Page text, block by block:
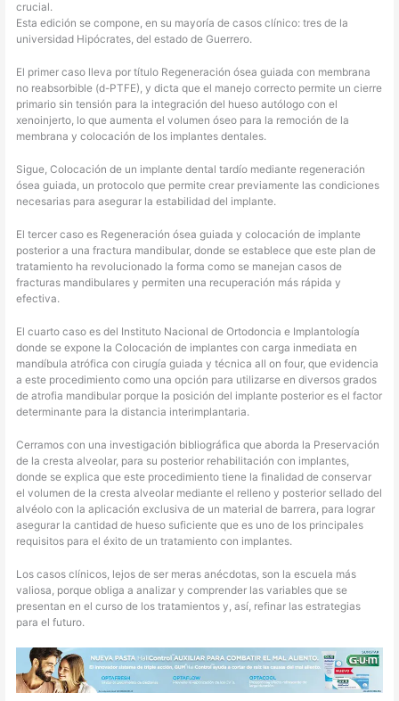
crucial.
Esta edición se compone, en su mayoría de casos clínico: tres de la
universidad Hipócrates, del estado de Guerrero.
El primer caso lleva por título Regeneración ósea guiada con membrana
no reabsorbible (d-PTFE), y dicta que el manejo correcto permite un cierre
primario sin tensión para la integración del hueso autólogo con el
xenoinjerto, lo que aumenta el volumen óseo para la remoción de la
membrana y colocación de los implantes dentales.
Sigue, Colocación de un implante dental tardío mediante regeneración
ósea guiada, un protocolo que permite crear previamente las condiciones
necesarias para asegurar la estabilidad del implante.
El tercer caso es Regeneración ósea guiada y colocación de implante
posterior a una fractura mandibular, donde se establece que este plan de
tratamiento ha revolucionado la forma como se manejan casos de
fracturas mandibulares y permiten una recuperación más rápida y
efectiva.
El cuarto caso es del Instituto Nacional de Ortodoncia e Implantología
donde se expone la Colocación de implantes con carga inmediata en
mandíbula atrófica con cirugía guiada y técnica all on four, que evidencia
a este procedimiento como una opción para utilizarse en diversos grados
de atrofia mandibular porque la posición del implante posterior es el factor
determinante para la distancia interimplantaria.
Cerramos con una investigación bibliográfica que aborda la Preservación
de la cresta alveolar, para su posterior rehabilitación con implantes,
donde se explica que este procedimiento tiene la finalidad de conservar
el volumen de la cresta alveolar mediante el relleno y posterior sellado del
alvéolo con la aplicación exclusiva de un material de barrera, para lograr
asegurar la cantidad de hueso suficiente que es uno de los principales
requisitos para el éxito de un tratamiento con implantes.
Los casos clínicos, lejos de ser meras anécdotas, son la escuela más
valiosa, porque obliga a analizar y comprender las variables que se
presentan en el curso de los tratamientos y, así, refinar las estrategias
para el futuro.